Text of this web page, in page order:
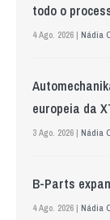
todo o
4 Ago. 2026 | Nádia
europeia da
3 Ago. 2026 | Nádia
B-Parts
4 Ago. 2026 | Nádia